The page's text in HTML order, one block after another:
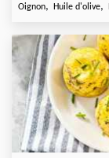
Oignon, Huile d'olive,